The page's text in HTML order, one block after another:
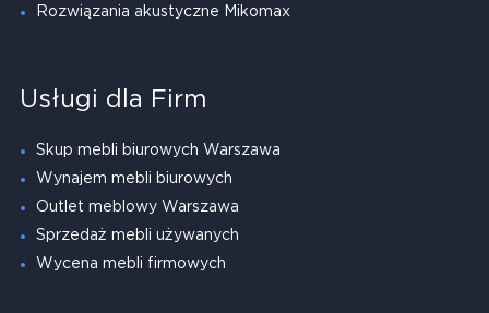
Rozwiązania akustyczne Mikomax
Usługi dla Firm
Skup mebli biurowych Warszawa
Wynajem mebli biurowych
Outlet meblowy Warszawa
Sprzedaż mebli używanych
Wycena mebli firmowych